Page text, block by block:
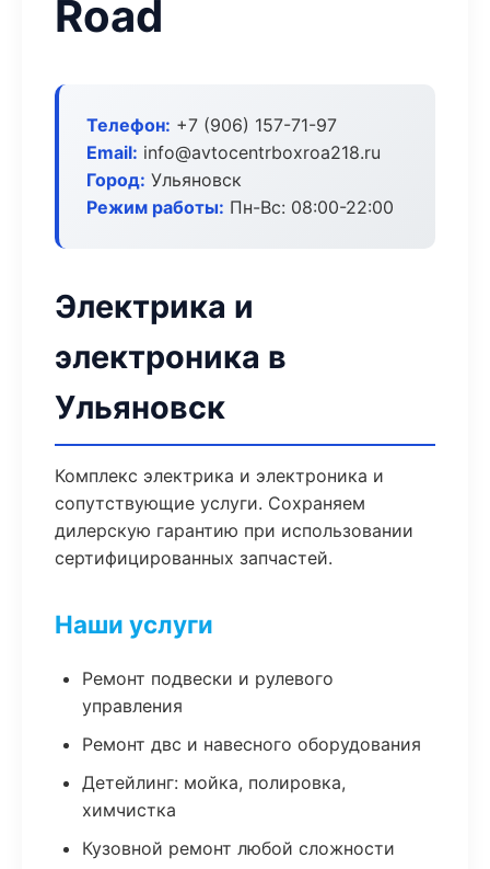
Road
Телефон: +7 (906) 157-71-97
Email: info@avtocentrboxroa218.ru
Город: Ульяновск
Режим работы: Пн-Вс: 08:00-22:00
Электрика и
электроника в
Ульяновск
Комплекс электрика и электроника и
сопутствующие услуги. Сохраняем
дилерскую гарантию при использовании
сертифицированных запчастей.
Наши услуги
Ремонт подвески и рулевого
управления
Ремонт двс и навесного оборудования
Детейлинг: мойка, полировка,
химчистка
Кузовной ремонт любой сложности